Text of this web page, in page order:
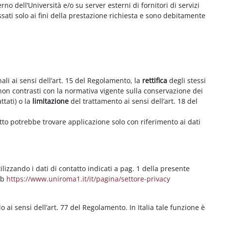
dell’Università e/o su server esterni di fornitori di servizi
solo ai fini della prestazione richiesta e sono debitamente
ai sensi dell’art. 15 del Regolamento, la rettificadegli stessi
contrasti con la normativa vigente sulla conservazione dei
o la limitazione del trattamento ai sensi dell’art. 18 del
potrebbe trovare applicazione solo con riferimento ai dati
i dati di contatto indicati a pag. 1 della presente
https://www.uniroma1.it/it/pagina/settore-privacy
ai sensi dell’art. 77 del Regolamento. In Italia tale funzione è